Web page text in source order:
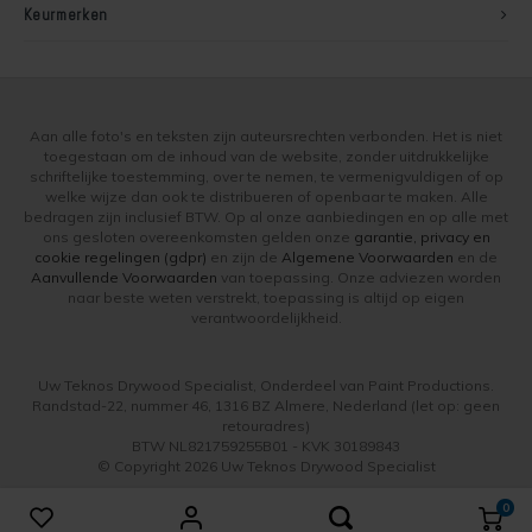
0
Keurmerken
Aan alle foto's en teksten zijn auteursrechten verbonden. Het is niet
toegestaan om de inhoud van de website, zonder uitdrukkelijke
schriftelijke toestemming, over te nemen, te vermenigvuldigen of op
welke wijze dan ook te distribueren of openbaar te maken. Alle
bedragen zijn inclusief BTW. Op al onze aanbiedingen en op alle met
ons gesloten overeenkomsten gelden onze garantie, privacy en
cookie regelingen (gdpr) en zijn de Algemene Voorwaarden en de
Aanvullende Voorwaarden van toepassing. Onze adviezen worden
naar beste weten verstrekt, toepassing is altijd op eigen
verantwoordelijkheid.
Uw Teknos Drywood Specialist, Onderdeel van Paint Productions.
Randstad-22, nummer 46, 1316 BZ Almere, Nederland (let op: geen
retouradres)
BTW NL821759255B01 - KVK 30189843
© Copyright 2026 Uw Teknos Drywood Specialist
Vergelijk producten 0